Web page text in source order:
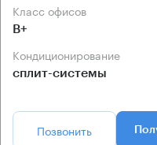
Класс офисов
B+
Кондиционирование
сплит-системы
Позвонить